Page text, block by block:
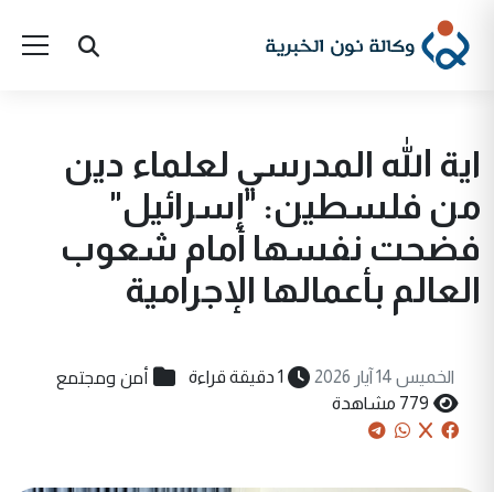
اية الله المدرسي لعلماء دين
من فلسطين: "إسرائيل"
فضحت نفسها أمام شعوب
العالم بأعمالها الإجرامية
الخميس 14 آيار 2026 1 دقيقة قراءة أمن ومجتمع
779 مشاهدة